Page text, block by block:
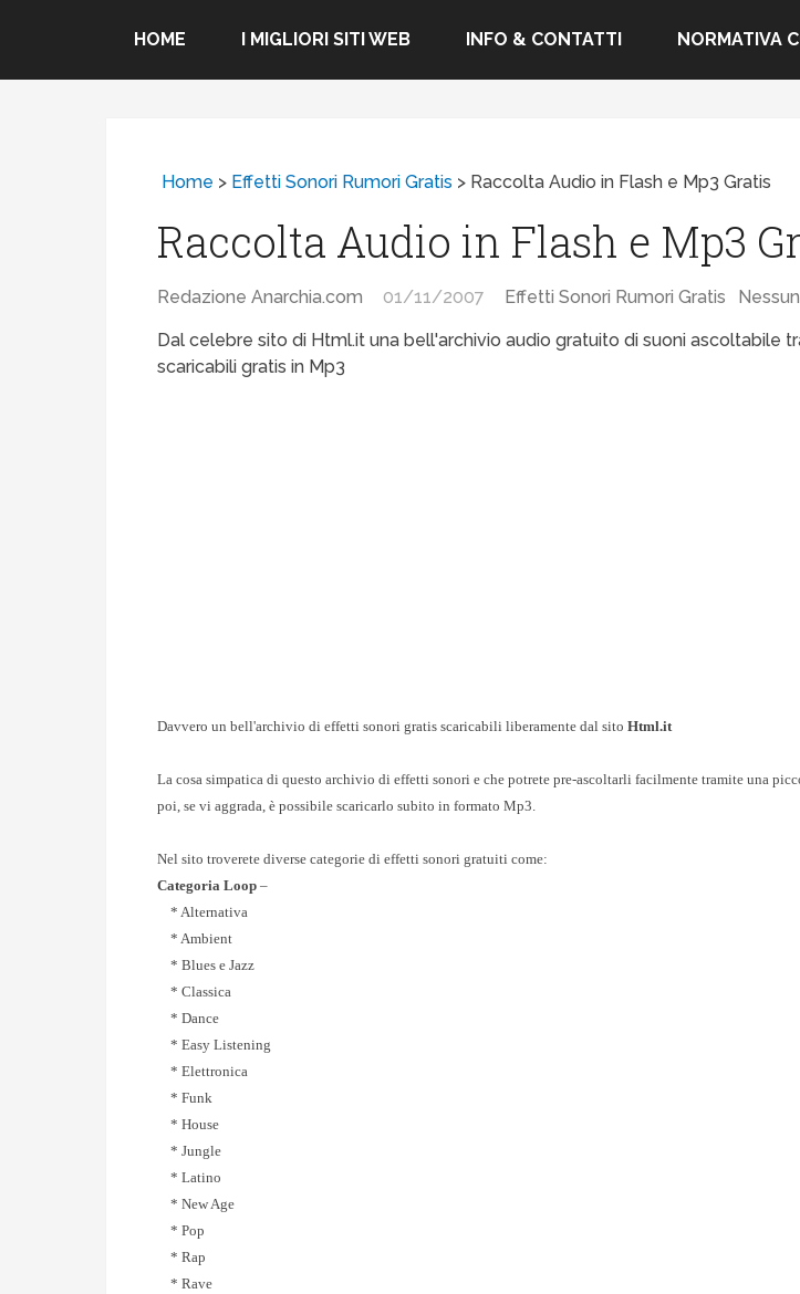
HOME I MIGLIORI SITI WEB INFO & CONTATTI NORMATIVA
Home > Effetti Sonori Rumori Gratis > Raccolta Audio in Flash e Mp3 Gratis
Raccolta Audio in Flash e Mp3
Redazione Anarchia.com 01/11/2007 Effetti Sonori Rumori Gratis
Dal celebre sito di Html.it una bell'archivio audio gratuito di suoni ascoltabile
scaricabili gratis in Mp3
Davvero un bell'archivio di effetti sonori gratis scaricabili liberamente dal sitoHtml.it
La cosa simpatica di questo archivio di effetti sonori e che potrete pre-ascoltarli facilmente tramite una
poi, se vi aggrada, è possibile scaricarlo subito in formato Mp3.
Nel sito troverete diverse categorie di effetti sonori gratuiti come:
Categoria Loop–
* Alternativa
* Ambient
* Blues e Jazz
* Classica
* Dance
* Easy Listening
* Elettronica
* Funk
* House
* Jungle
* Latino
* New Age
* Pop
* Rap
* Rave